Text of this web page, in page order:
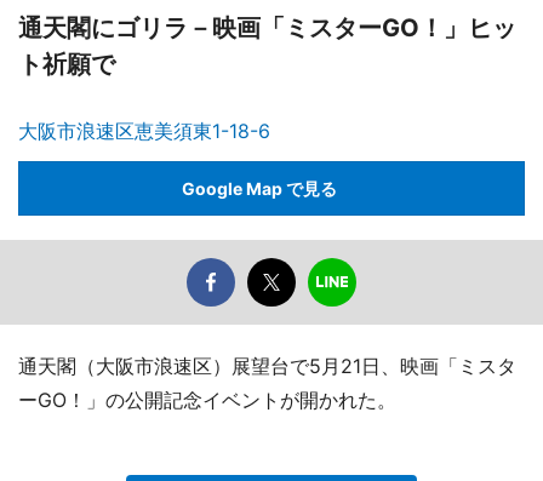
通天閣にゴリラ－映画「ミスターGO！」ヒッ
ト祈願で
大阪市浪速区恵美須東1-18-6
Google Map で見る
通天閣（大阪市浪速区）展望台で5月21日、映画「ミスタ
ーGO！」の公開記念イベントが開かれた。